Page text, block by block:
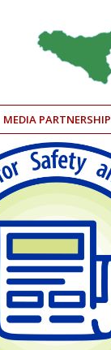
MEDIA PARTNERSHIP